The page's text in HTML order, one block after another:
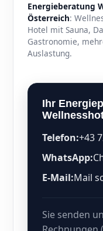
Energieberatung
Österreich:
Hotel mit Sauna,
Gastronomie,
Auslastung.
Ihr
Telefon:+43
WhatsApp:
E-Mail:Mail
Sie senden